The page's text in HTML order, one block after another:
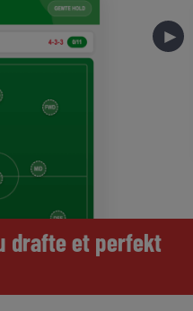
►
drafte et perfekt